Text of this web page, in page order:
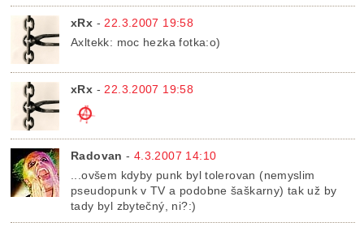
xRx - 22.3.2007 19:58
Axltekk: moc hezka fotka:o)
xRx - 22.3.2007 19:58
Radovan - 4.3.2007 14:10
...ovšem kdyby punk byl tolerovan (nemyslim
pseudopunk v TV a podobne šaškarny) tak už by
tady byl zbytečný, ni?:)